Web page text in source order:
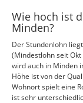
Wie hoch ist
Minden?
Der Stundenlohn
(Mindestlohn seit
wird auch in Minden
Höhe ist von der
Wohnort spielt eine
ist sehr